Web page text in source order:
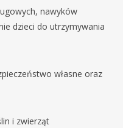
nawyków
dzieci do utrzymywania
własne oraz
i zwierząt